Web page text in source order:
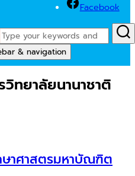
Facebook
& navigation
ทยาลัยนานาชาติ
าศาสตรมหาบัณฑิต